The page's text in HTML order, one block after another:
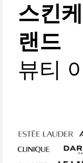
스킨
랜드
뷰티